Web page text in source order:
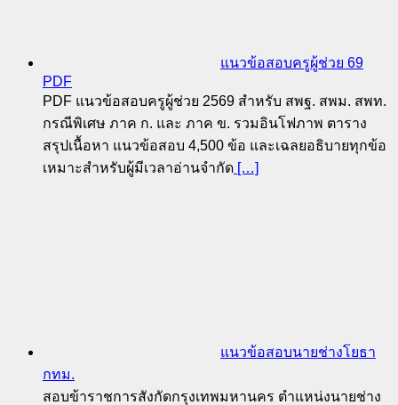
แนวข้อสอบครูผู้ช่วย 69
PDF
PDF แนวข้อสอบครูผู้ช่วย 2569 สำหรับ สพฐ. สพม. สพท.
กรณีพิเศษ ภาค ก. และ ภาค ข. รวมอินโฟภาพ ตาราง
สรุปเนื้อหา แนวข้อสอบ 4,500 ข้อ และเฉลยอธิบายทุกข้อ
เหมาะสำหรับผู้มีเวลาอ่านจำกัด […]
แนวข้อสอบนายช่างโยธา
กทม.
สอบข้าราชการสังกัดกรุงเทพมหานคร ตำแหน่งนายช่าง